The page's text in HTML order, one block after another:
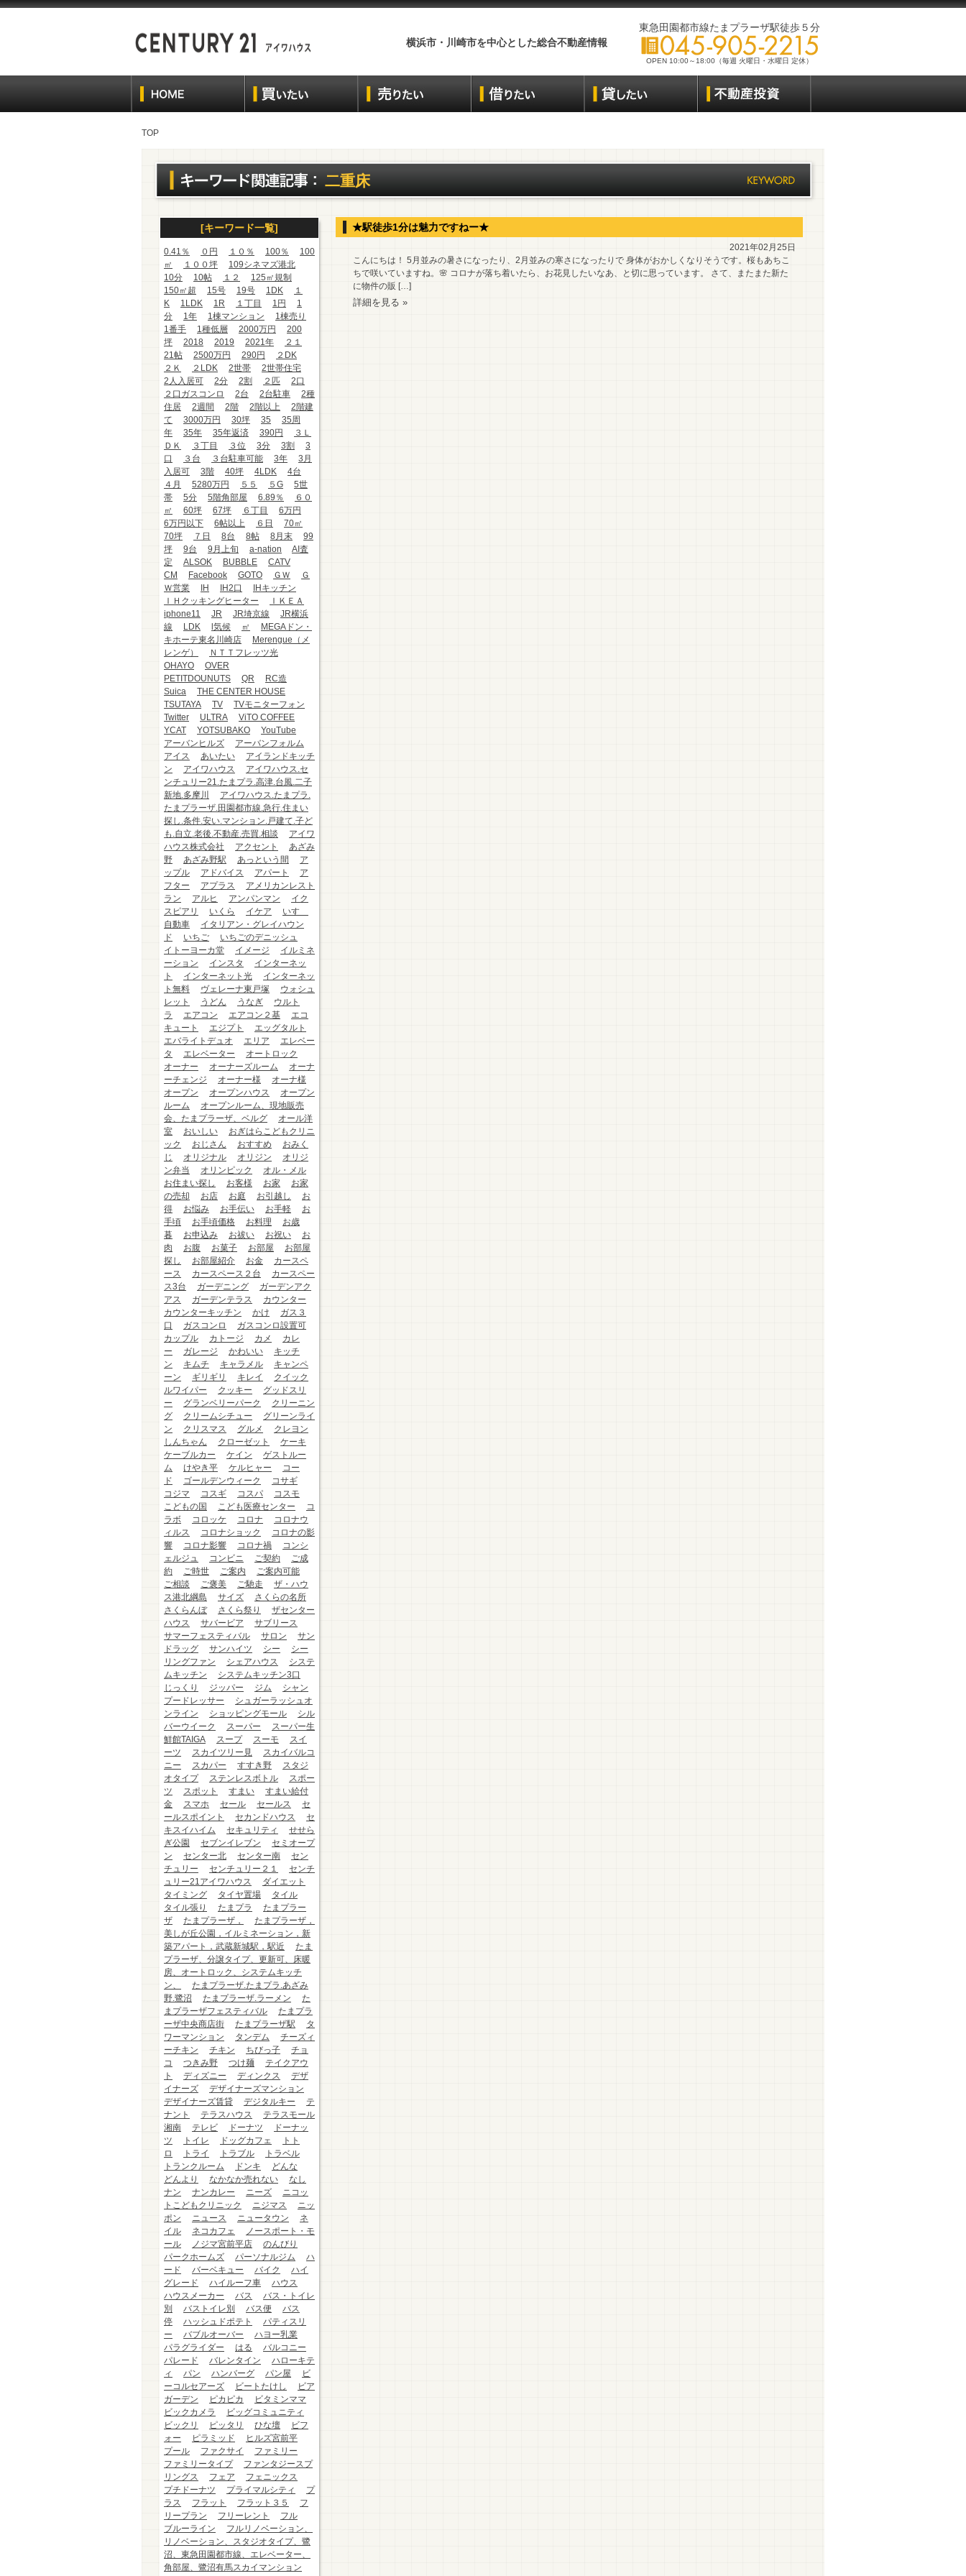
横浜市・川崎市を中心とした総合不動産情報
東急田園都市線たまプラーザ駅徒歩５分
OPEN 10:00～18:00（毎週 火曜日・水曜日 定休）
TOP
二重床
[キーワード一覧]
0.41％ ０円 １０％ 100％
100
㎡
１００坪
109シネマズ港北
10分
10帖 １２
125㎡規制
150㎡超
15号 19号 1DK
１
K
1LDK 1R １丁目 1円
1
分
1年 1棟マンション
1棟売り
1番手
1種低層 2000万円
200
坪
2018 2019 2021年
２１
21帖
2500万円 290円
２DK
２Ｋ
２LDK 2世帯
2世帯住宅
2人入居可
2分 2割 ２匹
2口
２口ガスコンロ
2台 2台駐車
2種
住居
2週間 2階 2階以上
2階建
て
3000万円 30坪 35
35周
年
35年 35年返済 390円
３Ｌ
ＤＫ
３丁目 ３位 3分 3割
3
口
３台 ３台駐車可能 3年
3月
入居可
3階 40坪 4LDK
4台
４月
5280万円 ５５ ５G
5世
帯
5分 5階角部屋 6.89％
６０
㎡
60坪 67坪 ６丁目
6万円
6万円以下
6帖以上 ６日
70㎡
70坪
７日 8台 8帖 8月末
99
坪
9台 9月上旬 a-nation
AI査
定
ALSOK BUBBLE
CATV
CM
Facebook GOTO ＧＷ
Ｇ
Ｗ営業
IH IH2口
IHキッチン
ＩＨクッキングヒーター
ＩＫＥＡ
iphone11
JR JR埼京線
JR横浜
線
LDK l気候 ㎡
MEGAドン・
キホーテ東名川崎店
Merengue（メ
レンゲ）
ＮＴＴフレッツ光
OHAYO
OVER
PETITDOUNUTS
QR
RC造
Suica
THE CENTER HOUSE
TSUTAYA
TV
TVモニターフォン
Twitter
ULTRA
ViTO COFFEE
YCAT
YOTSUBAKO
YouTube
アーバンヒルズ
アーバンフォルム
アイス
あいたい
アイランドキッチ
ン
アイワハウス
アイワハウス.セ
ンチュリー21.たまプラ.高津.台風.二子
新地.多摩川
アイワハウス.たまプラ.
たまプラーザ.田園都市線.急行.住まい
探し.条件.安い.マンション.戸建て.子ど
も.自立.老後.不動産.売買.相談
アイワ
ハウス株式会社
アクセント
あざみ
野
あざみ野駅 あっという間
ア
ップル
アドバイス アパート
ア
フター
アプラス
アメリカンレスト
ラン
アルヒ アンパンマン
イク
スピアリ
いくら イケア
いすゞ
自動車
イタリアン・グレイハウン
ド
いちご
いちごのデニッシュ
イトーヨーカ堂
イメージ
イルミネ
ーション
インスタ
インターネッ
ト
インターネット光
インターネッ
ト無料
ヴェレーナ東戸塚
ウォシュ
レット
うどん うなぎ
ウルト
ラ
エアコン エアコン２基
エコ
キュート
エジプト
エッグタルト
エバライトデュオ
エリア
エレベー
タ
エレベーター
オートロック
オーナー
オーナーズルーム
オーナ
ーチェンジ
オーナー様
オーナ様
オープン
オープンハウス
オープン
ルーム
オープンルーム、現地販売
会、たまプラーザ、ベルグ
オール洋
室
おいしい
おぎはらこどもクリニ
ック
おじさん おすすめ
おみく
じ
オリジナル オリジン
オリジ
ン弁当
オリンピック
オル・メル
お住まい探し
お客様 お家
お家
の売却
お店 お庭 お引越し
お
得
お悩み お手伝い お手軽
お
手頃
お手頃価格 お料理
お歳
暮
お申込み お祓い お祝い
お
肉
お腹 お菓子 お部屋
お部屋
探し
お部屋紹介 お金
カースペ
ース
カースペース２台
カースペー
ス3台
ガーデニング
ガーデンアク
アス
ガーデンテラス
カウンター
カウンターキッチン
かけ
ガス３
口
ガスコンロ
ガスコンロ設置可
カップル
カトージ カメ
カレ
ー
ガレージ かわいい
キッチ
ン
キムチ キャラメル
キャンペ
ーン
ギリギリ キレイ
クイック
ルワイパー
クッキー
グッドスリ
ー
グランベリーパーク
クリーニン
グ
クリームシチュー
グリーンライ
ン
クリスマス グルメ
クレヨン
しんちゃん
クローゼット
ケーキ
ケーブルカー
ケイン
ゲストルー
ム
けやき平 ケルヒャー
コー
ド
ゴールデンウィーク
コサギ
コジマ
コスギ コスパ
コスモ
こどもの国
こども医療センター
コ
ラボ
コロッケ コロナ
コロナウ
ィルス
コロナショック
コロナの影
響
コロナ影響 コロナ禍
コンシ
ェルジュ
コンビニ ご契約
ご成
約
ご時世 ご案内
ご案内可能
ご相談
ご褒美 ご馳走
ザ・ハウ
ス港北綱島
サイズ
さくらの名所
さくらんぼ
さくら祭り
ザセンター
ハウス
サバービア
サブリース
サマーフェスティバル
サロン
サン
ドラッグ
サンハイツ シー
シー
リングファン
シェアハウス
システ
ムキッチン
システムキッチン3口
じっくり
ジッパー ジム
シャン
プードレッサー
シュガーラッシュオ
ンライン
ショッピングモール
シル
バーウイーク
スーパー
スーパー生
鮮館TAIGA
スープ スーモ
スイ
ーツ
スカイツリー見
スカイバルコ
ニー
スカパー すすき野
スタジ
オタイプ
ステンレスボトル
スポー
ツ
スポット すまい
すまい給付
金
スマホ セール セールス
セ
ールスポイント
セカンドハウス
セ
キスイハイム
セキュリティ
せせら
ぎ公園
セブンイレブン
セミオープ
ン
センター北 センター南
セン
チュリー
センチュリー２１
センチ
ュリー21アイワハウス
ダイエット
タイミング
タイヤ置場
タイル
タイル張り
たまプラ
たまプラー
ザ
たまプラーザ，
たまプラーザ，
美しが丘公園，イルミネーション，新
築アパート，武蔵新城駅，駅近
たま
プラーザ、分譲タイプ、更新可、床暖
房、オートロック、システムキッチ
ン、
たまプラーザ.たまプラ.あざみ
野.鷺沼
たまプラーザ.ラーメン
た
まプラーザフェスティバル
たまプラ
ーザ中央商店街
たまプラーザ駅
タ
ワーマンション
タンデム
チーズィ
ーチキン
チキン ちびっ子
チョ
コ
つきみ野 つけ麺
テイクアウ
ト
ディズニー ディンクス
デザ
イナーズ
デザイナーズマンション
デザイナーズ賃貸
デジタルキー
テ
ナント
テラスハウス
テラスモール
湘南
テレビ ドーナツ
ドーナッ
ツ
トイレ ドッグカフェ
トト
ロ
トライ トラブル
トラベル
トランクルーム
ドンキ
どんな
どんより
なかなか売れない
なし
ナン
ナンカレー ニーズ
ニコッ
トこどもクリニック
ニジマス
ニッ
ポン
ニュース ニュータウン
ネ
イル
ネコカフェ
ノースポート・モ
ール
ノジマ宮前平店
のんびり
パークホームズ
パーソナルジム
ハ
ード
バーベキュー バイク
ハイ
グレード
ハイルーフ車
ハウス
ハウスメーカー
バス
バス・トイレ
別
バストイレ別 バス便
バス
停
ハッシュドポテト
パティスリ
ー
バブルオーバー
ハヨー乳業
パラグライダー
はる
バルコニー
パレード
バレンタイン
ハローキテ
ィ
パン ハンバーグ パン屋
ビ
ーコルセアーズ
ビートたけし
ビア
ガーデン
ピカピカ
ビタミンママ
ビックカメラ
ビッグコミュニティ
ビックリ
ピッタリ ひな壇
ビフ
ォー
ピラミッド
ヒルズ宮前平
プール
ファクサイ
ファミリー
ファミリータイプ
ファンタジースプ
リングス
フェア
フェニックス
プチドーナツ
プライマルシティ
プ
ラス
フラット フラット３５
フ
リープラン
フリーレント
フル
ブルーライン
フルリノベーション、
リノベーション、スタジオタイプ、鷺
沼、東急田園都市線、エレベーター、
角部屋、鷺沼有馬スカイマンション
★駅徒歩1分は魅力ですねー★
2021年02月25日
こんにちは！ 5月並みの暑さになったり、2月並みの寒さになったりで 身体がおかしくなりそうです。桜もあちこ
ちで咲いていますね。🌸 コロナが落ち着いたら、お花見したいなあ、と切に思っています。 さて、またまた新た
に物件の販 […]
詳細を見る »